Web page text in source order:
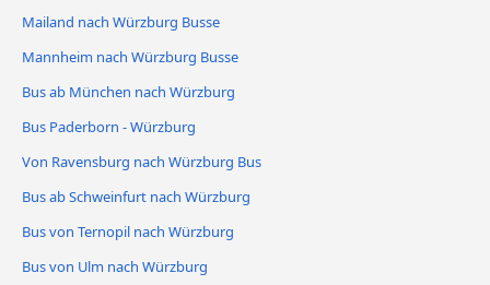
Mailand nach Würzburg Busse
Mannheim nach Würzburg Busse
Bus ab München nach Würzburg
Bus Paderborn - Würzburg
Von Ravensburg nach Würzburg Bus
Bus ab Schweinfurt nach Würzburg
Bus von Ternopil nach Würzburg
Bus von Ulm nach Würzburg